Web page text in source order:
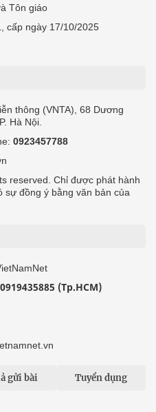
Tôn giáo
cấp ngày 17/10/2025
thông (VNTA), 68 Dương
Hà Nội.
0923457788
reserved. Chỉ được phát hành
sự đồng ý bằng văn bản của
0919435885 (Tp.HCM)
gửi bài Tuyển dụng